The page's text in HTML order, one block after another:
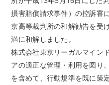
損害賠償請求事件）の控訴審
京高等裁判所の和解勧告を受
満に和解しました。
株式会社東京リーガルマイン
アの適正な管理・利用を図り
を含めて、行動規準を既に策